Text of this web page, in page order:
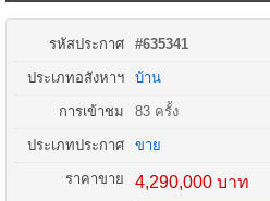
รหัสประกาศ #635341
ประเภทอสังหาฯ บ้าน
การเข้าชม 83 ครั้ง
ประเภทประกาศ ขาย
ราคาขาย 4,290,000 บาท